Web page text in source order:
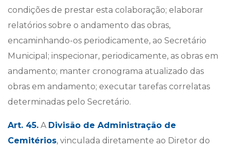
condições de prestar esta colaboração; elaborar
relatórios sobre o andamento das obras,
encaminhando-os periodicamente, ao Secretário
Municipal; inspecionar, periodicamente, as obras em
andamento; manter cronograma atualizado das
obras em andamento; executar tarefas correlatas
determinadas pelo Secretário.
Art. 45. A Divisão de Administração de
Cemitérios, vinculada diretamente ao Diretor do